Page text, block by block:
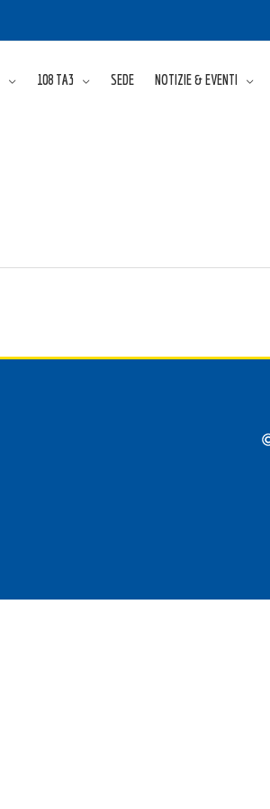
108 TA3 SEDE NOTIZIE & EVENTI